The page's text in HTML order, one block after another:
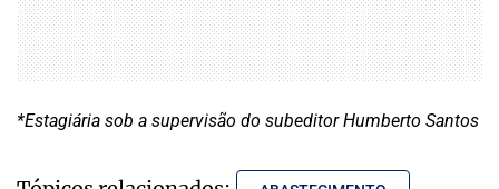
*Estagiária sob a supervisão do subeditor Humberto Santos